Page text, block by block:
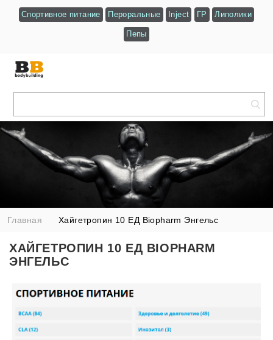
Спортивное питание Пероральные Inject ГР Липолики
Пепы
Главная Хайгетропин 10 ЕД Biopharm Энгельс
ХАЙГЕТРОПИН 10 ЕД BIOPHARM
ЭНГЕЛЬС